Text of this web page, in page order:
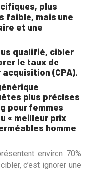
plus
faible, mais une
et une
qualifié, cibler
le taux de
(CPA).
plus précises
pour femmes
« meilleur prix
homme
environ 70%
c’est ignorer une